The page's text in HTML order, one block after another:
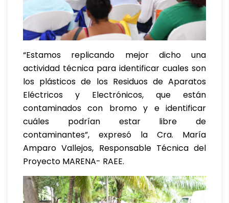
“Estamos replicando mejor dicho una
actividad técnica para identificar cuales son
los plásticos de los Residuos de Aparatos
Eléctricos y Electrónicos, que están
contaminados con bromo y e identificar
cuáles podrían estar libre de
contaminantes”, expresó la Cra. María
Amparo Vallejos, Responsable Técnica del
Proyecto MARENA- RAEE.